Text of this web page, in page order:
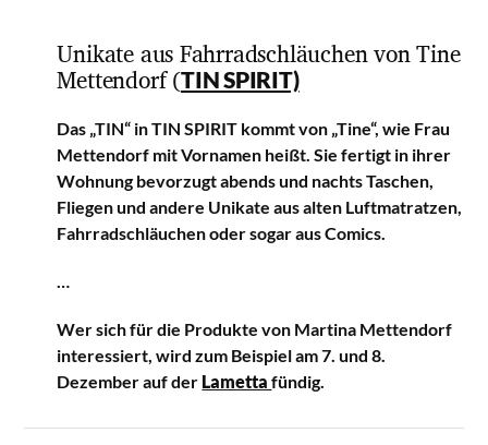
Unikate aus Fahrradschläuchen von Tine
Mettendorf (TIN SPIRIT)
Das „TIN“ in TIN SPIRIT kommt von „Tine“, wie Frau
Mettendorf mit Vornamen heißt. Sie fertigt in ihrer
Wohnung bevorzugt abends und nachts Taschen,
Fliegen und andere Unikate aus alten Luftmatratzen,
Fahrradschläuchen oder sogar aus Comics.
Wer sich für die Produkte von Martina Mettendorf
interessiert, wird zum Beispiel am 7. und 8.
Dezember auf der Lamettafündig.